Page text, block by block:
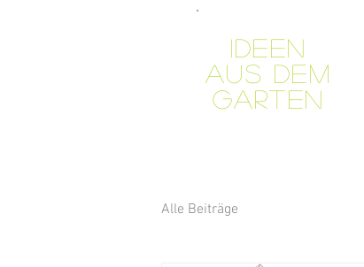
Ideen
aus dem
Garten
Alle Beiträge